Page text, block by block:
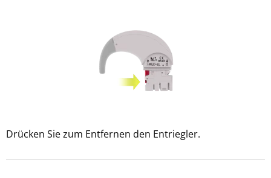
Drücken Sie zum Entfernen den Entriegler.